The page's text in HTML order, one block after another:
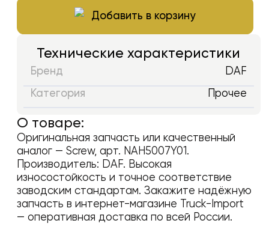
Добавить в корзину
Технические характеристики
Бренд DAF
Категория Прочее
О товаре:
Оригинальная запчасть или качественный
аналог — Screw, арт. NAH5007Y01.
Производитель: DAF. Высокая
износостойкость и точное соответствие
заводским стандартам. Закажите надёжную
запчасть в интернет-магазине Truck-Import
— оперативная доставка по всей России.